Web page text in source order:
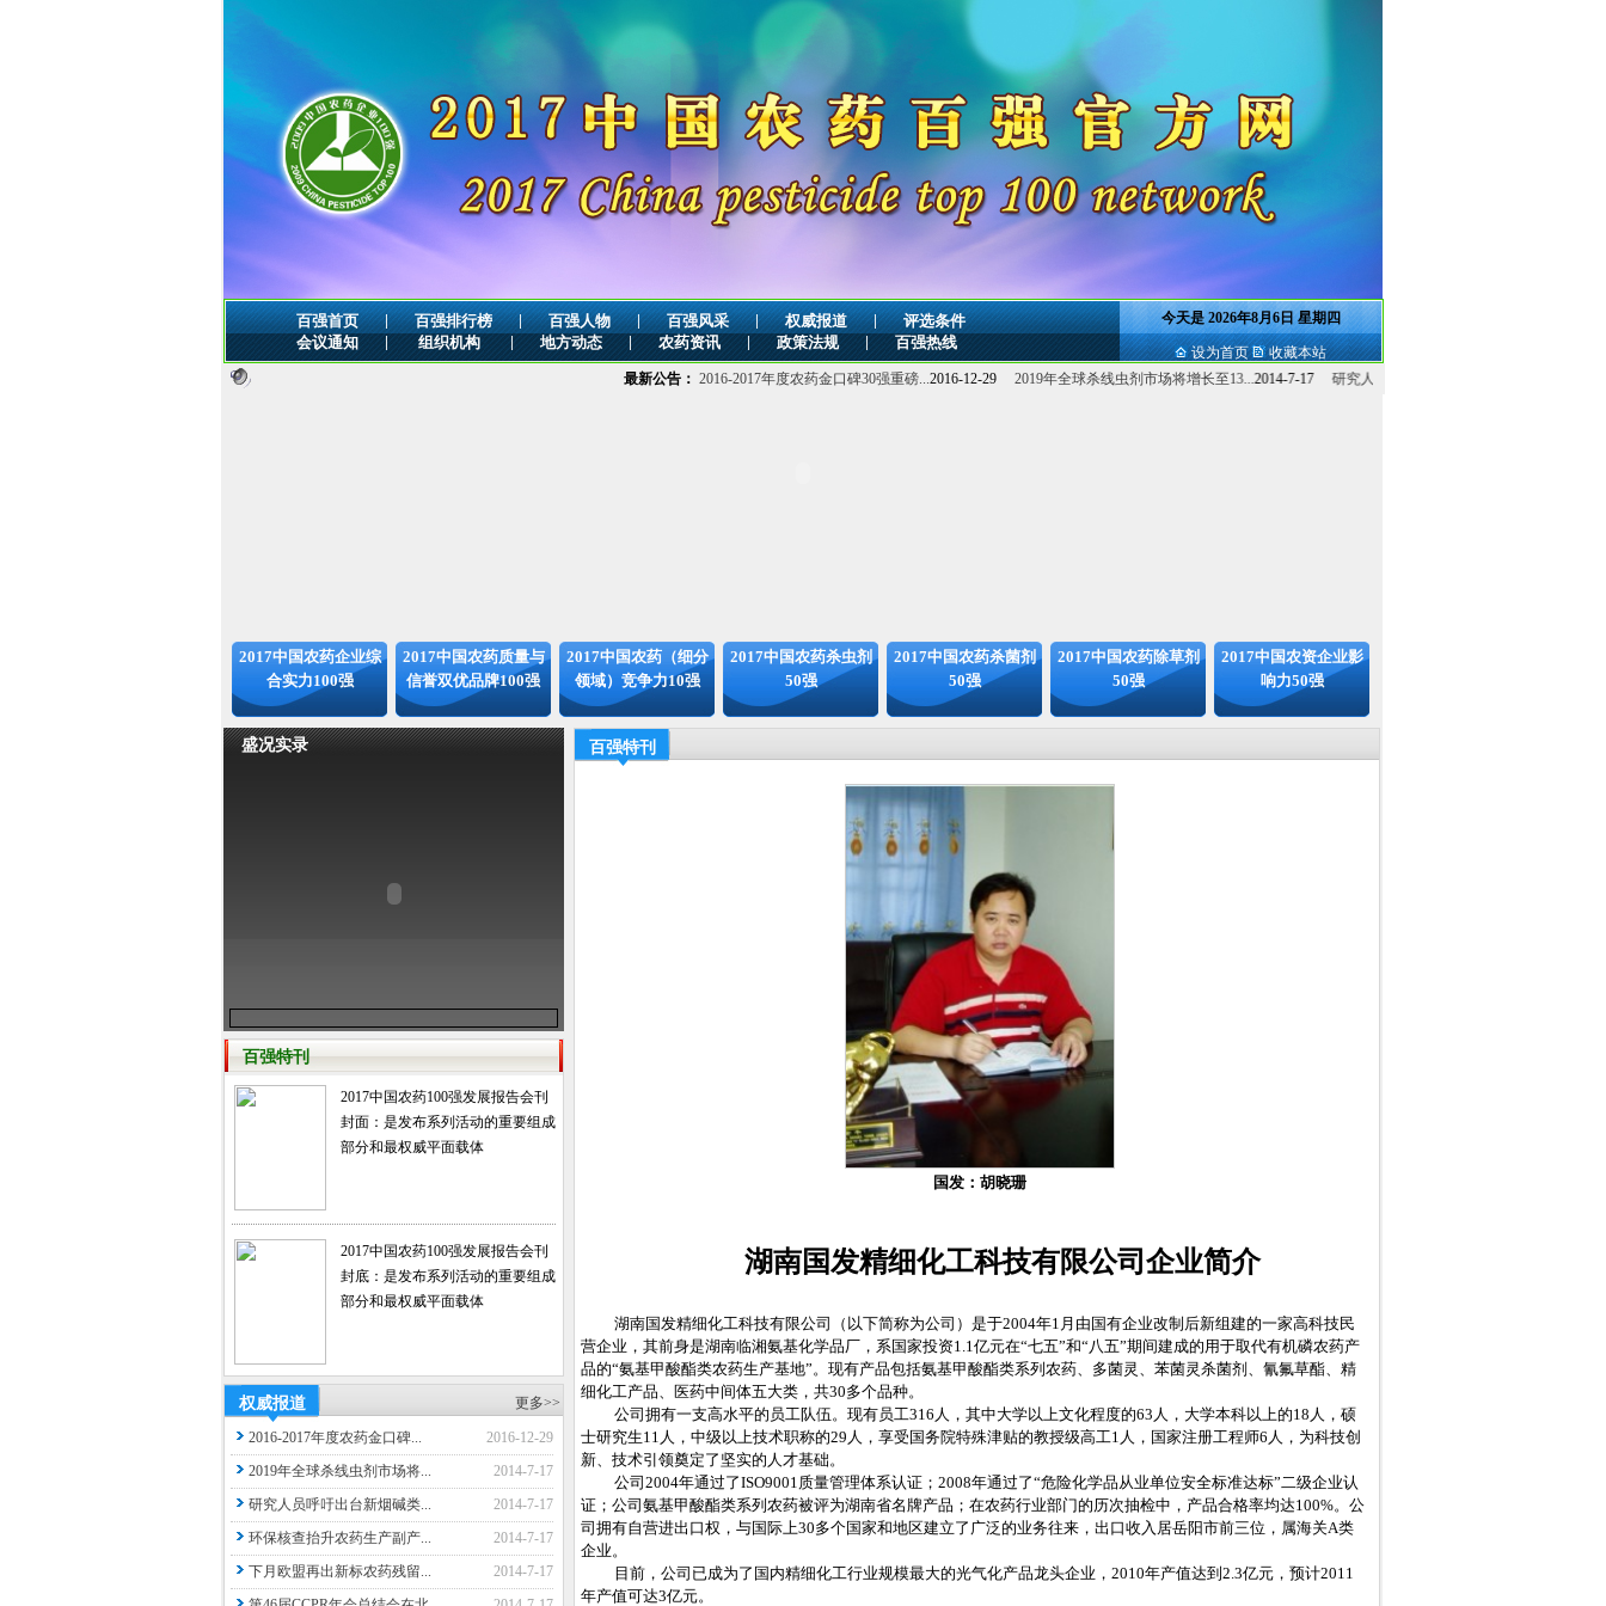
百强首页 | 百强排行榜 | 百强人物 | 百强风采 | 权威报道 |
评选条件
会议通知
| 组织机构 | 地方动态 | 农药资讯 | 政策法规 | 百强热线
今天是2026年8月6日 星期四
设为首页
收藏本站
最新公告： 2016-2017年度农药金口碑30强重磅...2016-12-29 2019年全球杀线虫剂市场将增长至13...2014-7-17 研究人员呼吁出台新烟碱类农药及氟...
2017中国农药企业综
合实力100强
2017中国农药质量与
信誉双优品牌100强
2017中国农药（细分
领域）竞争力10强
2017中国农药杀虫剂
50强
2017中国农药杀菌剂
50强
2017中国农药除草剂
50强
2017中国农资企业影
响力50强
盛况实录
百强特刊
2017中国农药100强发展报告会刊
封面：是发布系列活动的重要组成
部分和最权威平面载体
2017中国农药100强发展报告会刊
封底：是发布系列活动的重要组成
部分和最权威平面载体
权威报道 更多>>
2016-2017年度农药金口碑...
2016-12-29
2019年全球杀线虫剂市场将...
2014-7-17
研究人员呼吁出台新烟碱类...
2014-7-17
环保核查抬升农药生产副产...
2014-7-17
下月欧盟再出新标农药残留...
2014-7-17
百强特刊
国发：胡晓珊
湖南国发精细化工科技有限公司企业简介
湖南国发精细化工科技有限公司（以下简称为公司）是于2004年1 月由国有企业改制后新组建的一家高科技民
营企业，其前身是湖南临湘氨基化学品厂，系国家投资1.1亿元在“七五”和“八五”期间建成的用于取代有机磷农药产
品的“氨基甲酸酯类农药生产基地”。现有产品包括氨基甲酸酯类系列农药、多菌灵、苯菌灵杀菌剂、氰氟草酯、精
细化工产品、医药中间体五大类，共30多个品种。
公司拥有一支高水平的员工队伍。现有员工316 人，其中大学以上文化程度的63 人，大学本科以上的18 人，硕
士研究生11 人，中级以上技术职称的29 人，享受国务院特殊津贴的教授级高工1 人，国家注册工程师6 人，为科技创
新、技术引领奠定了坚实的人才基础。
公司 2004年通过了ISO9001质量管理体系认证； 2008年通过了“危险化学品从业单位安全标准达标”二级企业认
证；公司氨基甲酸酯类系列农药被评为湖南省名牌产品；在农药行业部门的历次抽检中，产品合格率均达100%。公
司拥有自营进出口权，与国际上30多个国家和地区建立了广泛的业务往来，出口收入居岳阳市前三位，属海关A类
企业。
目前，公司已成为了国内精细化工行业规模最大的光气化产品龙头企业， 2010年产值达到 2.3亿元，预计2011
年产值可达3亿元。